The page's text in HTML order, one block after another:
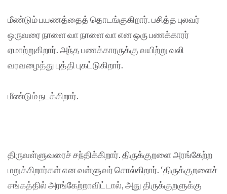
மீண்டும் பயணத்தைத் தொடங்குகிறார். பசித்த புலவர்
ஒருவரை நாளை வா நாளை வா என ஒரு பணக்காரர்
ஏமாற்றுகிறார். அந்த பணக்காரருக்கு வயிற்று வலி
வரவழைத்து புத்தி புகட்டுகிறார்.
மீண்டும் நடக்கிறார்.
திருவள்ளுவரைச் சந்திக்கிறார். திருக்குறளை அரங்கேற்ற
மறுக்கிறார்கள் என வள்ளுவர் சொல்கிறார். ‘திருக்குறளைச்
சங்கத்தில் அரங்கேற்றாவிட்டால், அது திருக்குறளுக்கு